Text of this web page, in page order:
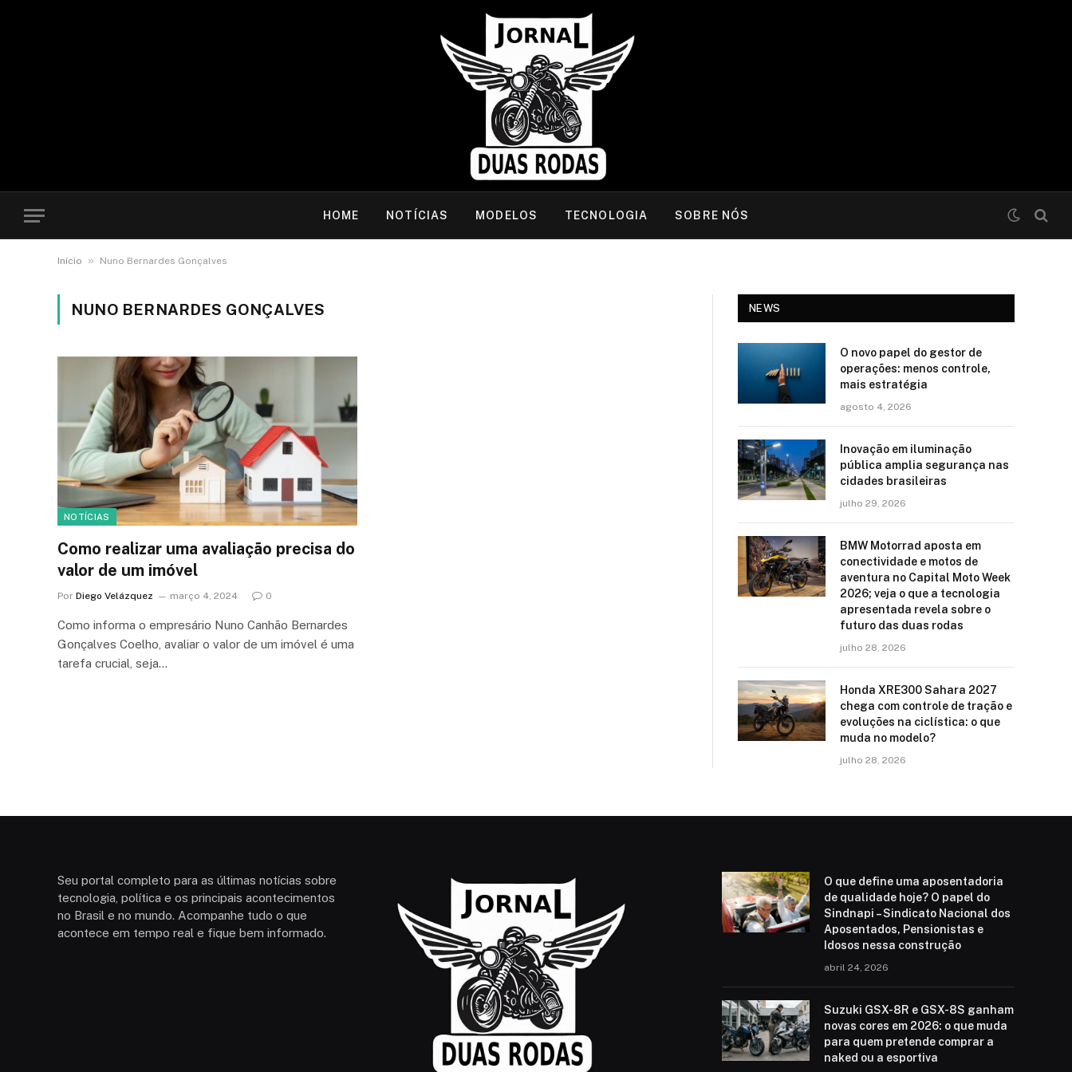
HOME NOTÍCIAS MODELOS TECNOLOGIA SOBRE NÓS
Início » Nuno Bernardes Gonçalves
NUNO BERNARDES GONÇALVES
NOTÍCIAS
Como realizar uma avaliação precisa do
valor de um imóvel
Por Diego Velázquez março 4, 2024 0
Como informa o empresário Nuno Canhão Bernardes
Gonçalves Coelho, avaliar o valor de um imóvel é uma
tarefa crucial, seja…
NEWS
O novo papel do gestor de
operações: menos controle,
mais estratégia
agosto 4, 2026
Inovação em iluminação
pública amplia segurança nas
cidades brasileiras
julho 29, 2026
BMW Motorrad aposta em
conectividade e motos de
aventura no Capital Moto Week
2026; veja o que a tecnologia
apresentada revela sobre o
futuro das duas rodas
julho 28, 2026
Honda XRE300 Sahara 2027
chega com controle de tração e
evoluções na ciclística: o que
muda no modelo?
julho 28, 2026
Seu portal completo para as últimas notícias sobre
tecnologia, política e os principais acontecimentos
no Brasil e no mundo. Acompanhe tudo o que
acontece em tempo real e fique bem informado.
O que define uma aposentadoria
de qualidade hoje? O papel do
Sindnapi – Sindicato Nacional dos
Aposentados, Pensionistas e
Idosos nessa construção
abril 24, 2026
Suzuki GSX-8R e GSX-8S ganham
novas cores em 2026: o que muda
para quem pretende comprar a
naked ou a esportiva